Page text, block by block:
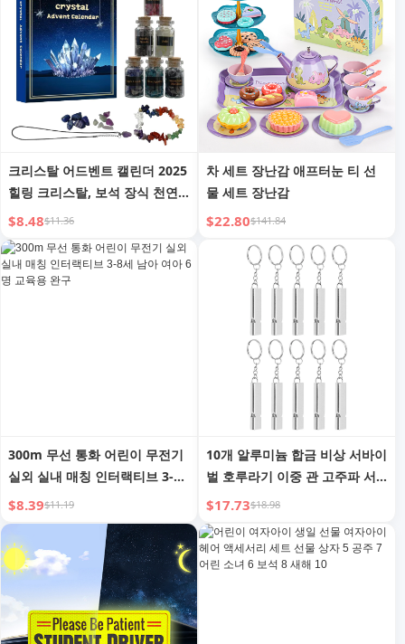
크리스탈 어드벤트 캘린더 2025
힐링 크리스탈, 보석 장식 천연
크리스탈 조각 병 선물 세트, 마
녀 초보자, 파티 선물, 휴일 축하
용품에 적합
$8.48$11.36
차 세트 장난감 애프터눈 티 선
물 세트 장난감
$22.80$141.84
300m 무선 통화 어린이 무전기
실외 실내 매칭 인터랙티브 3-8
세 남아 여아 6명 교육용 완구
$8.39$11.19
10개 알루미늄 합금 비상 서바이
벌 호루라기 이중 관 고주파 서
바이벌 호루라기 키체인 실버 포
함
$17.73$18.98